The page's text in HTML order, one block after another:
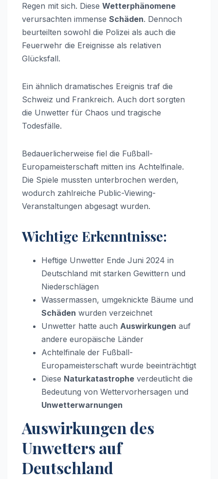
Regen mit sich. Diese Wetterphänomene
verursachten immense Schäden. Dennoch
beurteilten sowohl die Polizei als auch die
Feuerwehr die Ereignisse als relativen
Glücksfall.
Ein ähnlich dramatisches Ereignis traf die
Schweiz und Frankreich. Auch dort sorgten
die Unwetter für Chaos und tragische
Todesfälle.
Bedauerlicherweise fiel die Fußball-
Europameisterschaft mitten ins Achtelfinale.
Die Spiele mussten unterbrochen werden,
wodurch zahlreiche Public-Viewing-
Veranstaltungen abgesagt wurden.
Wichtige Erkenntnisse:
Heftige Unwetter Ende Juni 2024 in
Deutschland mit starken Gewittern und
Niederschlägen
Wassermassen, umgeknickte Bäume und
Schäden wurden verzeichnet
Unwetter hatte auch Auswirkungen auf
andere europäische Länder
Achtelfinale der Fußball-
Europameisterschaft wurde beeinträchtigt
Diese Naturkatastrophe verdeutlicht die
Bedeutung von Wettervorhersagen und
Unwetterwarnungen
Auswirkungen des
Unwetters auf
Deutschland